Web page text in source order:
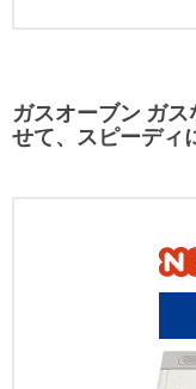
ガスオーブン ガ
せて、スピーディ